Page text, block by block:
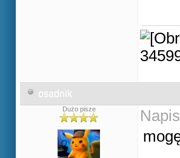
osadnik
Dużo pisze